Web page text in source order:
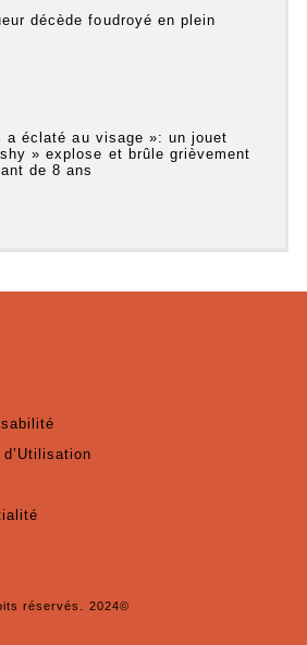
décède foudroyé en plein
a éclaté au visage »: un jouet
» explose et brûle grièvement
de 8 ans
réservés. 2024©